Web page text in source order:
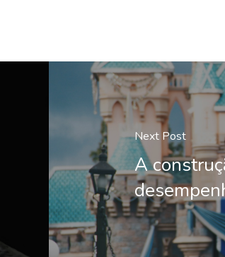
Next Post
A